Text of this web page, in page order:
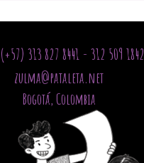
(+57) 313 827 8441 - 312 509 1842
zulma@pataleta.net
Bogotá, Colombia